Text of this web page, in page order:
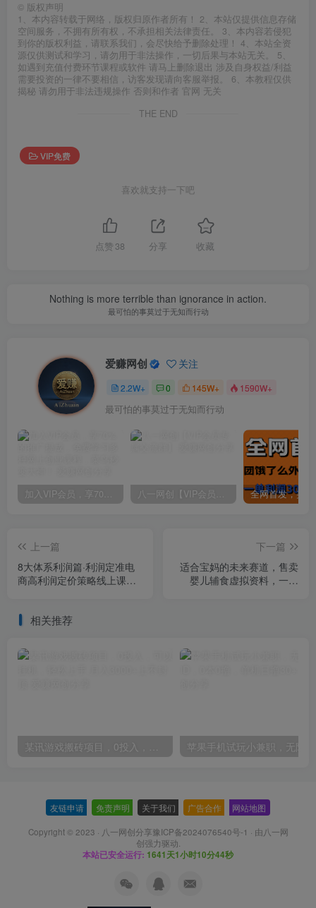
© 版权声明
1、本内容转载于网络，版权归原作者所有！ 2、本站仅提供信息存储
空间服务，不拥有所有权，不承担相关法律责任。 3、本内容若侵犯
到你的版权利益，请联系我们，会尽快给予删除处理！ 4、本站全资
源仅供测试和学习，请勿用于非法操作，一切后果与本站无关。 5、
如遇到充值付费环节课程或软件 请马上删除退出 涉及自身权益/利益
需要投资的一律不要相信，访客发现请向客服举报。 6、本教程仅供
揭秘 请勿用于非法违规操作 否则和作者 官网 无关
THE END
VIP免费
喜欢就支持一下吧
点赞 38 分享 收藏
Nothing is more terrible than ignorance in action.
最可怕的事莫过于无知而行动
爱赚网创 关注
2.2W+ 0 145W+ 1590W+
最可怕的事莫过于无知而行动
加入VIP会员，享70%的推广提成，免费学习多种网上创业课程，菜鸟秒变大神！ 八一网创【VIP会员专属交流群】
上一篇
8大体系利润篇·利润定准电
商高利润定价策略线上课
下一篇
适合宝妈的未来赛道，售卖
婴儿辅食虚拟资料，一份
相关推荐
某讯游戏搬砖项目，0投入，可以挂机，轻松上手,月入3000+上不封顶
友链申请 免责声明 关于我们 广告合作 网站地图
Copyright © 2023 · 八一网创分享豫ICP备2024076540号-1 · 由八一网
创强力驱动.
本站已安全运行: 1641天1小时10分45秒